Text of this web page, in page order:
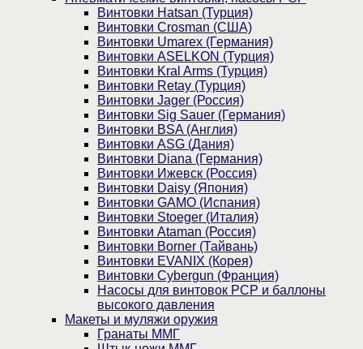
Винтовки Hatsan (Турция)
Винтовки Crosman (США)
Винтовки Umarex (Германия)
Винтовки ASELKON (Турция)
Винтовки Kral Arms (Турция)
Винтовки Retay (Турция)
Винтовки Jager (Россия)
Винтовки Sig Sauer (Германия)
Винтовки BSA (Англия)
Винтовки ASG (Дания)
Винтовки Diana (Германия)
Винтовки Ижевск (Россия)
Винтовки Daisy (Япония)
Винтовки GAMO (Испания)
Винтовки Stoeger (Италия)
Винтовки Ataman (Россия)
Винтовки Borner (Тайвань)
Винтовки EVANIX (Корея)
Винтовки Cybergun (Франция)
Насосы для винтовок PCP и баллоны
высокого давления
Макеты и муляжи оружия
Гранаты ММГ